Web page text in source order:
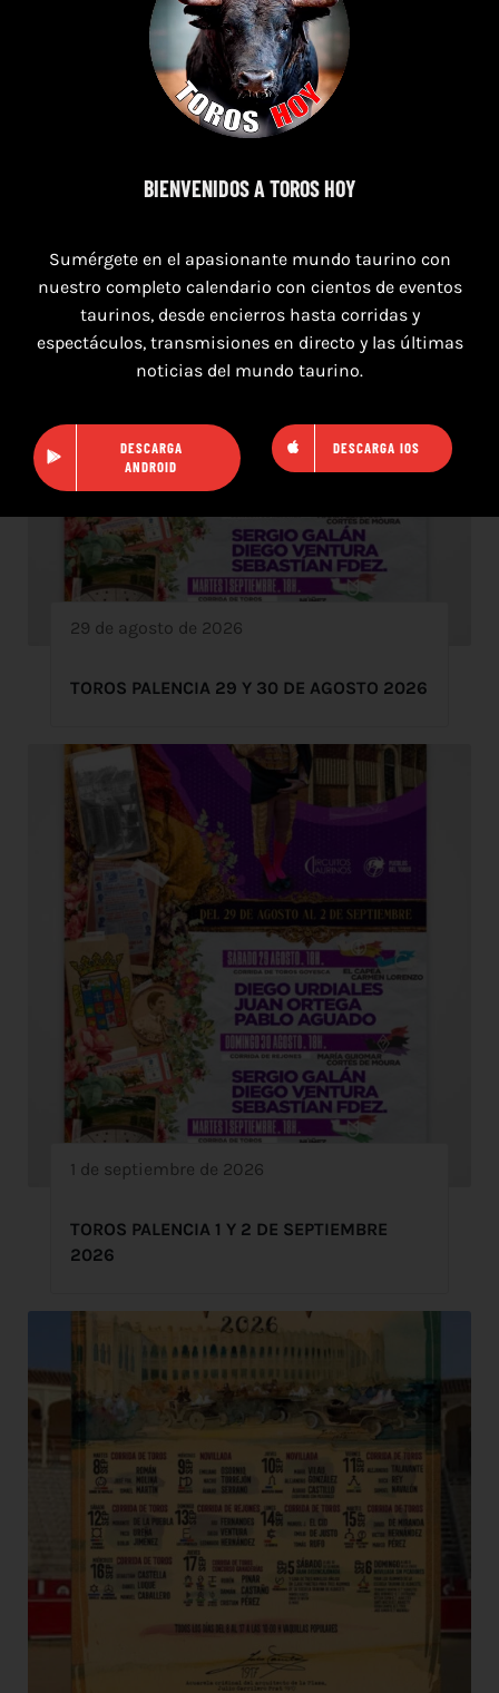
16 de agosto de 2026
TOROS HERRERA DEL DUQUE 16 AGOSTO
29 de agosto de 2026
TOROS PALENCIA 29 Y 30 DE AGOSTO 2026
1 de septiembre de 2026
TOROS PALENCIA 1 Y 2 DE SEPTIEMBRE
2026
BIENVENIDOS A TOROS HOY
Sumérgete en el apasionante mundo taurino con
nuestro completo calendario con cientos de eventos
taurinos, desde encierros hasta corridas y
espectáculos, transmisiones en directo y las últimas
noticias del mundo taurino.
DESCARGA
ANDROID
DESCARGA IOS